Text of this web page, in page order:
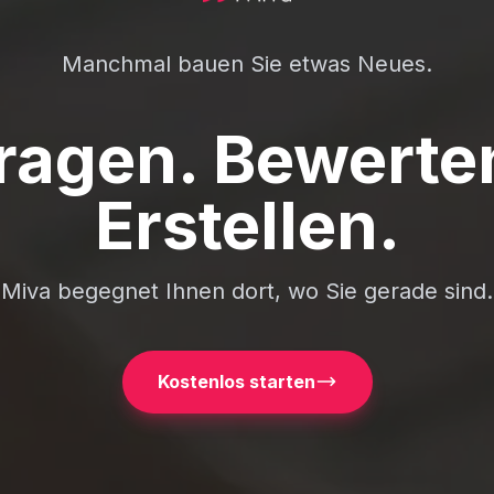
Manchmal bewerten Sie eine IP.
Erstellen.
Miva begegnet Ihnen dort, wo Sie gerade sind.
Kostenlos starten